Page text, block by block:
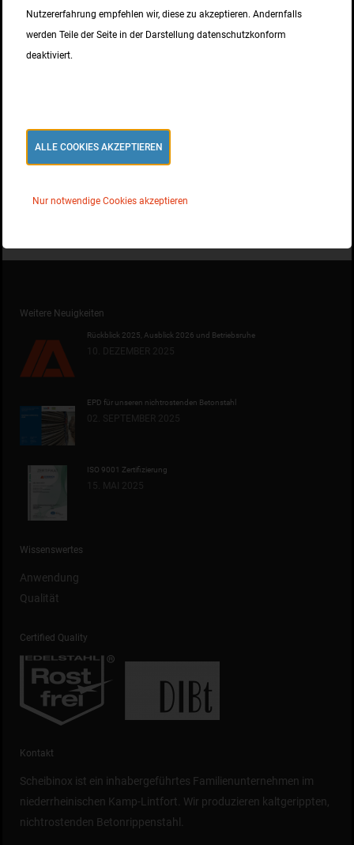
02. SEPTEMBER 2025
news
Weitere Neuigkeiten
Rückblick 2025, Ausblick 2026 und Betriebsruhe
EPD für unseren nichtrostenden Betonstahl
ISO 9001 Zertifizierung
Wissenswertes
Anwendung
Qualität
Certified Quality
Kontakt
Scheibinox ist ein inhabergeführtes Familienunternehmen im
niederrheinischen Kamp-Lintfort. Wir produzieren kaltgerippten,
nichtrostenden Betonrippenstahl.
Nutzererfahrung empfehlen wir, diese zu akzeptieren. Andernfalls
werden Teile der Seite in der Darstellung datenschutzkonform
deaktiviert.
ALLE COOKIES AKZEPTIEREN
Nur notwendige Cookies akzeptieren